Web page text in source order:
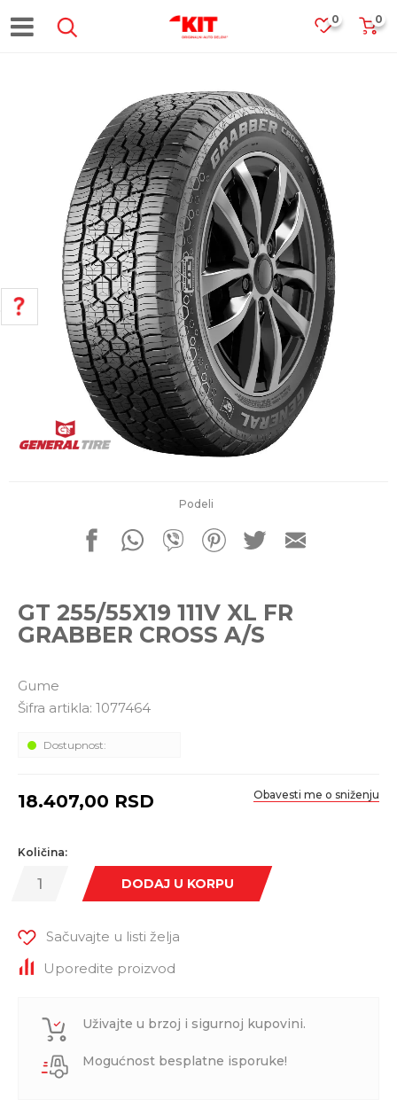
0
0
Podeli
GT 255/55X19 111V XL FR
GRABBER CROSS A/S
Gume
Šifra artikla: 1077464
Dostupnost:
18.407,00 RSD Obavesti me o sniženju
Količina:
DODAJ U KORPU
Sačuvajte u listi želja
Uporedite proizvod
Uživajte u brzoj i sigurnoj kupovini.
Mogućnost besplatne isporuke!
POMOĆ PRI KUPOVINI
Za više informacija, pomoć i
porudžbine
011 4427900
Radno vreme
Pišite nam
office@kitcommerce.rs